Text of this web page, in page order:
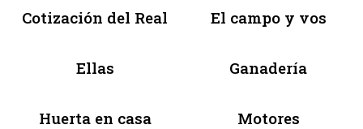
Cotización del Real El campo y vos
Ellas Ganadería
Huerta en casa Motores